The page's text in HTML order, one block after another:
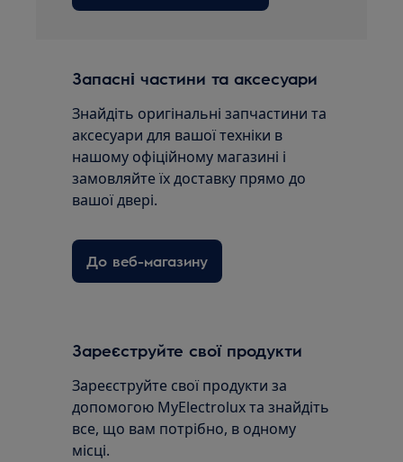
Запасні частини та аксесуари
Знайдіть оригінальні запчастини та
аксесуари для вашої техніки в
нашому офіційному магазині і
замовляйте їх доставку прямо до
вашої двері.
До веб-магазину
Зареєструйте свої продукти
Зареєструйте свої продукти за
допомогою MyElectrolux та знайдіть
все, що вам потрібно, в одному
місці.